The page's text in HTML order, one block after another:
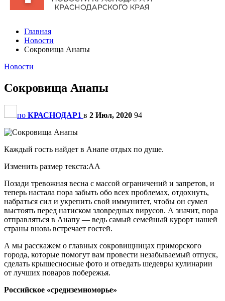
Главная
Новости
Cокровища Анапы
Новости
Cокровища Анапы
по КРАСНОДАР1 в 2 Июл, 2020 94
Каждый гость найдет в Анапе отдых по душе.
Изменить размер текста:AA
Позади тревожная весна с массой ограничений и запретов, и
теперь настала пора забыть обо всех проблемах, отдохнуть,
набраться сил и укрепить свой иммунитет, чтобы он сумел
выстоять перед натиском зловредных вирусов. А значит, пора
отправляться в Анапу — ведь самый семейный курорт нашей
страны вновь встречает гостей.
А мы расскажем о главных сокровищницах приморского
города, которые помогут вам провести незабываемый отпуск,
сделать крышесносные фото и отведать шедевры кулинарии
от лучших поваров побережья.
Российское «средиземноморье»